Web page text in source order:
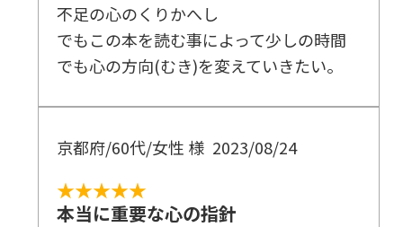
不足の心のくりかへし
でもこの本を読む事によって少しの時間
でも心の方向(むき)を変えていきたい。
京都府/60代/女性 様 2023/08/24
★★★★★
本当に重要な心の指針